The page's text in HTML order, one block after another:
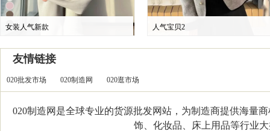
女装人气新款 人气宝贝2
友情链接
020批发市场 020制造网 020逛市场
020制造网是全球专业的货源批发网站，为制造商提供海量
饰、化妆品、床上用品等行业